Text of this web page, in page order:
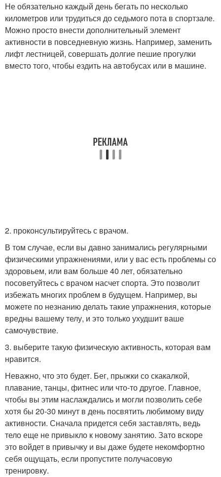
Не обязательно каждый день бегать по несколько
километров или трудиться до седьмого пота в спортзале.
Можно просто внести дополнительный элемент
активности в повседневную жизнь. Например, заменить
лифт лестницей, совершать долгие пешие прогулки
вместо того, чтобы ездить на автобусах или в машине.
2. проконсультируйтесь с врачом.
В том случае, если вы давно занимались регулярными
физическими упражнениями, или у вас есть проблемы со
здоровьем, или вам больше 40 лет, обязательно
посоветуйтесь с врачом насчет спорта. Это позволит
избежать многих проблем в будущем. Например, вы
можете по незнанию делать такие упражнения, которые
вредны вашему телу, и это только ухудшит ваше
самочувствие.
3. выберите такую физическую активность, которая вам
нравится.
Неважно, что это будет. Бег, прыжки со скакалкой,
плавание, танцы, фитнес или что-то другое. Главное,
чтобы вы этим наслаждались и могли позволить себе
хотя бы 20-30 минут в день посвятить любимому виду
активности. Сначала придется себя заставлять, ведь
тело еще не привыкло к новому занятию. Зато вскоре
это войдет в привычку и вы даже будете некомфортно
себя ощущать, если пропустите получасовую
тренировку.